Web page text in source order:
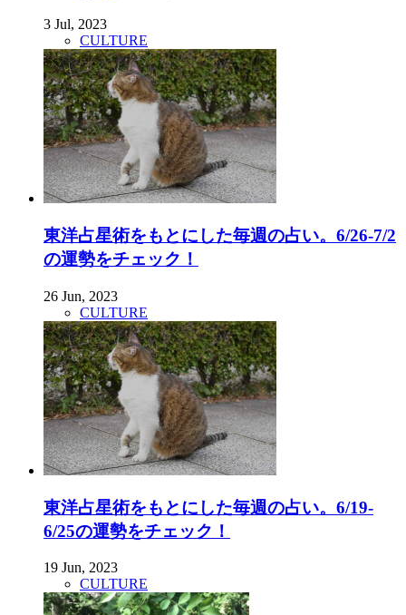
3 Jul, 2023
CULTURE
東洋占星術をもとにした毎週の占い。6/26-7/2
の運勢をチェック！
26 Jun, 2023
CULTURE
東洋占星術をもとにした毎週の占い。6/19-
6/25の運勢をチェック！
19 Jun, 2023
CULTURE